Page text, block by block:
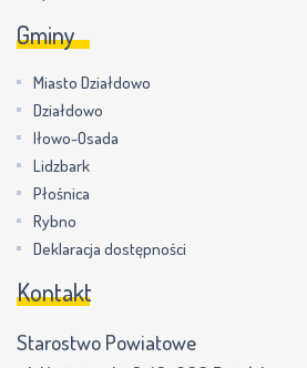
Gminy
Miasto Działdowo
Działdowo
Iłowo-Osada
Lidzbark
Płośnica
Rybno
Deklaracja dostępności
Kontakt
Starostwo Powiatowe